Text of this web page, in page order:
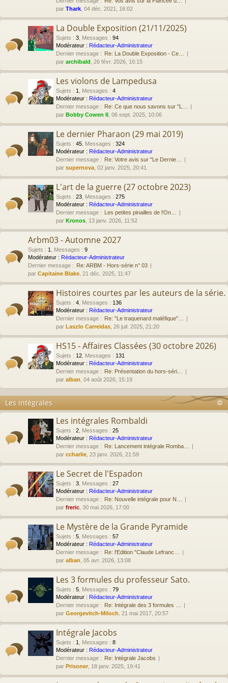
par Thark , 04 déc. 2021, 16:02
La Double Exposition (21/11/2025)
Sujets : 3 Messages : 94
Modérateur : Rédacteur-Administrateur
Dernier message : Re: La Double Exposition - Ce…
par archibald , 26 févr. 2026, 16:15
Les violons de Lampedusa
Sujets : 1 Messages : 4
Modérateur : Rédacteur-Administrateur
Dernier message : Re: Ce que nous savons sur "L…
par Bobby Cowen II , 06 sept. 2025, 10:06
Le dernier Pharaon (29 mai 2019)
Sujets : 45 Messages : 324
Modérateur : Rédacteur-Administrateur
Dernier message : Re: Votre avis sur "Le Dernie…
par supernova , 02 janv. 2025, 20:41
L'art de la guerre (27 octobre 2023)
Sujets : 23 Messages : 275
Modérateur : Rédacteur-Administrateur
Dernier message : Les petites pinailles de l'On…
par Kronos , 13 janv. 2026, 11:52
Arbm03 - Automne 2027
Sujets : 1 Messages : 9
Modérateur : Rédacteur-Administrateur
Dernier message : Re: ARBM - Hors-série n° 03
par Capitaine Blake , 21 déc. 2025, 11:47
Histoires courtes par les auteurs de la série.
Sujets : 4 Messages : 136
Modérateur : Rédacteur-Administrateur
Dernier message : Re: "Le traquenard maléfique"…
par Laszlo Carreidas , 26 juil. 2025, 21:20
HS15 - Affaires Classées (30 octobre 2026)
Sujets : 12 Messages : 131
Modérateur : Rédacteur-Administrateur
Dernier message : Re: Présentation du hors-séri…
par alban , 04 août 2026, 15:19
Les intégrales
Les intégrales Rombaldi
Sujets : 2 Messages : 25
Modérateur : Rédacteur-Administrateur
Dernier message : Re: Lancement intégrale Romba…
par ccharlie , 23 janv. 2026, 21:59
Le Secret de l'Espadon
Sujets : 3 Messages : 27
Modérateur : Rédacteur-Administrateur
Dernier message : Re: Nouvelle intégrale pour N…
par freric , 30 mai 2026, 17:00
Le Mystère de la Grande Pyramide
Sujets : 5 Messages : 57
Modérateur : Rédacteur-Administrateur
Dernier message : Re: l'Edition "Claude Lefranc…
par alban , 05 avr. 2026, 13:08
Les 3 formules du professeur Sato.
Sujets : 5 Messages : 79
Modérateur : Rédacteur-Administrateur
Dernier message : Re: Intégrale des 3 formules …
par Georgevitch-Miloch , 21 mai 2017, 20:57
Intégrale Jacobs
Sujets : 1 Messages : 8
Modérateur : Rédacteur-Administrateur
Dernier message : Re: Intégrale Jacobs
par Prisoner , 18 janv. 2025, 19:41